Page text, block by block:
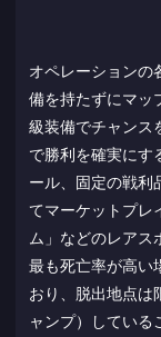
オペレーションの
備を持たずにマッ
級装備でチャンス
で勝利を確実にす
ール、固定の戦利
てマーケットプレ
ム」などのレア
最も死亡率が高い
おり、脱出地点は
ャンプ）している